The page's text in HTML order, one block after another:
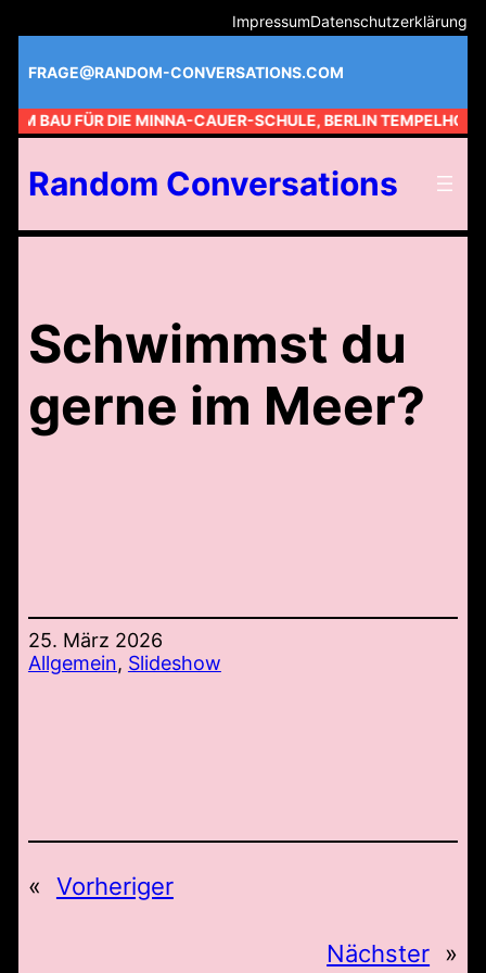
Inhalt
springen
ImpressumDatenschutzerklärung
FRAGE@RANDOM-CONVERSATIONS.COM
AM BAU FÜR DIE MINNA-CAUER-SCHULE, BERLIN TEMPELHOF //
Random Conversations
Schwimmst du
gerne im Meer?
25. März 2026
Allgemein, Slideshow
« Vorheriger
Nächster »